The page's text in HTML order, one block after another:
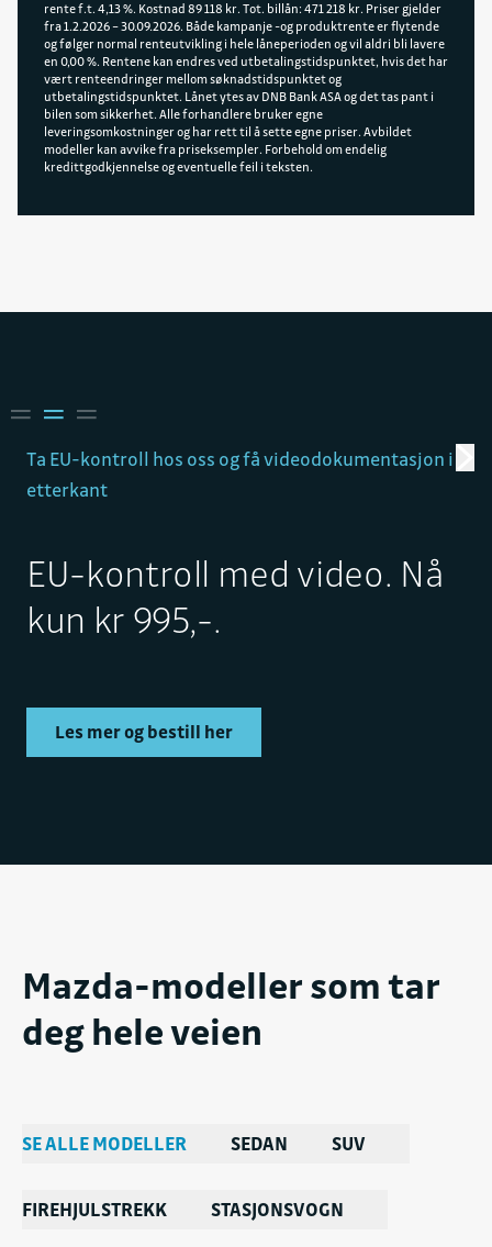
rente f.t. 4,13 %. Kostnad 89 118 kr. Tot. billån: 471 218 kr. Priser gjelder
fra 1.2.2026 – 30.09.2026. Både kampanje -og produktrente er flytende
og følger normal renteutvikling i hele låneperioden og vil aldri bli lavere
en 0,00 %. Rentene kan endres ved utbetalingstidspunktet, hvis det har
vært renteendringer mellom søknadstidspunktet og
utbetalingstidspunktet. Lånet ytes av DNB Bank ASA og det tas pant i
bilen som sikkerhet. Alle forhandlere bruker egne
leveringsomkostninger og har rett til å sette egne priser. Avbildet
modeller kan avvike fra priseksempler. Forbehold om endelig
kredittgodkjennelse og eventuelle feil i teksten.
Ta EU-kontroll hos oss og få videodokumentasjon i
etterkant
EU-kontroll med video. Nå
kun kr 995,-.
Les mer og bestill her
Mazda-modeller som tar
deg hele veien
SE ALLE MODELLER SEDAN SUV
FIREHJULSTREKK STASJONSVOGN